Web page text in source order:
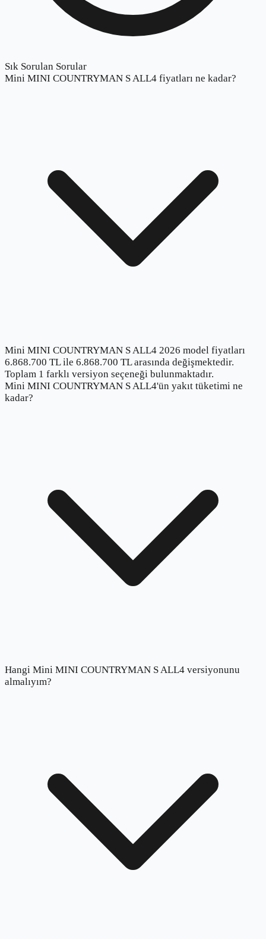
Sık Sorulan Sorular
Mini MINI COUNTRYMAN S ALL4 fiyatları ne kadar?
Mini MINI COUNTRYMAN S ALL4 2026 model fiyatları
6.868.700 TL ile 6.868.700 TL arasında değişmektedir.
Toplam 1 farklı versiyon seçeneği bulunmaktadır.
Mini MINI COUNTRYMAN S ALL4'ün yakıt tüketimi ne
kadar?
Hangi Mini MINI COUNTRYMAN S ALL4 versiyonunu
almalıyım?